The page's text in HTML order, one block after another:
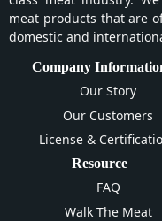
meat products that are
domestic and
Company
Our Story
Our Customers
License &
Resource
FAQ
Walk The Meat